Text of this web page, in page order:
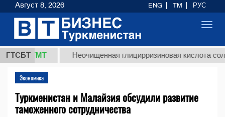
ГТСБТ
ТМТ Неочищенная глицирризиновая кислота
Экономика
Туркменистан и Малайзия обсудили развитие
таможенного сотрудничества
Август 8, 2026 ENG TM РУС